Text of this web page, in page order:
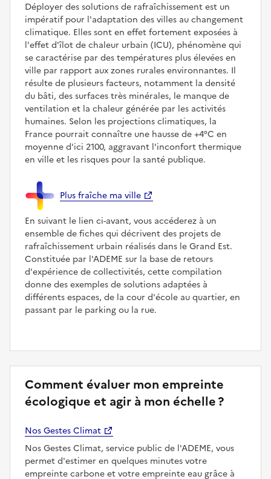
Déployer des solutions de rafraîchissement est un
impératif pour l'adaptation des villes au changement
climatique. Elles sont en effet fortement exposées à
l'effet d'îlot de chaleur urbain (ICU), phénomène qui
se caractérise par des températures plus élevées en
ville par rapport aux zones rurales environnantes. Il
résulte de plusieurs facteurs, notamment la densité
du bâti, des surfaces très minérales, le manque de
ventilation et la chaleur générée par les activités
humaines. Selon les projections climatiques, la
France pourrait connaître une hausse de +4°C en
moyenne d'ici 2100, aggravant l'inconfort thermique
en ville et les risques pour la santé publique.
Plus fraîche ma ville
En suivant le lien ci-avant, vous accéderez à un
ensemble de fiches qui décrivent des projets de
rafraîchissement urbain réalisés dans le Grand Est.
Constituée par l'ADEME sur la base de retours
d'expérience de collectivités, cette compilation
donne des exemples de solutions adaptées à
différents espaces, de la cour d'école au quartier, en
passant par le parking ou la rue.
Comment évaluer mon empreinte
écologique et agir à mon échelle ?
Nos Gestes Climat
Nos Gestes Climat, service public de l'ADEME, vous
permet d'estimer en quelques minutes votre
empreinte carbone et votre empreinte eau grâce à